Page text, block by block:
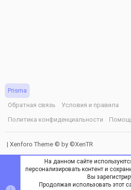
Prisma
Обратная связь
Условия и правила
Политика конфиденциальности
| Xenforo Theme © by ©XenTR
На данном сайте
персонализировать контент и
Вы
Продолжая использовать этот